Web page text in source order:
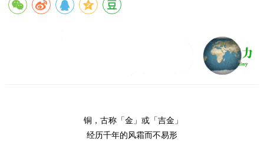
铜，古称「金」或「吉金」
经历千年的风霜而不易形